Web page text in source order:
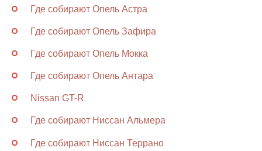
Где собирают Опель Астра
Где собирают Опель Зафира
Где собирают Опель Мокка
Где собирают Опель Антара
Nissan GT-R
Где собирают Ниссан Альмера
Где собирают Ниссан Террано